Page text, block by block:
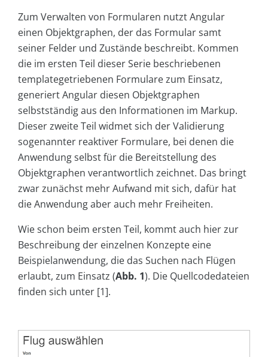
Zum Verwalten von Formularen nutzt Angular
einen Objektgraphen, der das Formular samt
seiner Felder und Zustände beschreibt. Kommen
die im ersten Teil dieser Serie beschriebenen
templategetriebenen Formulare zum Einsatz,
generiert Angular diesen Objektgraphen
selbstständig aus den Informationen im Markup.
Dieser zweite Teil widmet sich der Validierung
sogenannter reaktiver Formulare, bei denen die
Anwendung selbst für die Bereitstellung des
Objektgraphen verantwortlich zeichnet. Das bringt
zwar zunächst mehr Aufwand mit sich, dafür hat
die Anwendung aber auch mehr Freiheiten.
Wie schon beim ersten Teil, kommt auch hier zur
Beschreibung der einzelnen Konzepte eine
Beispielanwendung, die das Suchen nach Flügen
erlaubt, zum Einsatz (Abb. 1). Die Quellcodedateien
finden sich unter [1].